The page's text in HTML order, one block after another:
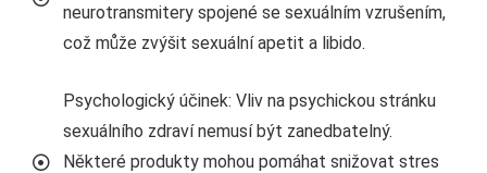
neurotransmitery spojené se sexuálním vzrušením,
což může zvýšit sexuální apetit a libido.
Psychologický účinek: Vliv na psychickou stránku
sexuálního zdraví nemusí být zanedbatelný.
Některé produkty mohou pomáhat snižovat stres